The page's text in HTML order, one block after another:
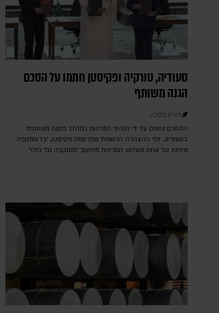
סעודיה, טורקיה ופקיסטן חתמו על הסכם
הגנה משותף
דורון פסקין
ההסכם נחתם על ידי מנהיגי המדינות במהלך פסגה משותפת
בסעודיה. לפי ההצהרה הרשמית שפרסמה פקיסטן, "כל מתקפה
מזוינת נגד אחת משלוש המדינות תיחשב למתקפה נגד כולן"